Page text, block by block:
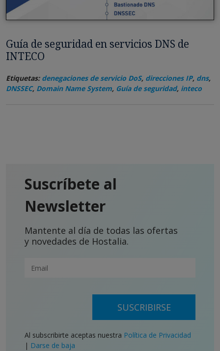
Guía de seguridad en servicios DNS de
INTECO
Etiquetas: denegaciones de servicio DoS, direcciones IP, dns,
DNSSEC, Domain Name System, Guía de seguridad, inteco
Suscríbete al
Newsletter
Mantente al día de todas las ofertas
y novedades de Hostalia.
SUSCRIBIRSE
Al subscribirte aceptas nuestra Política de Privacidad
| Darse de baja